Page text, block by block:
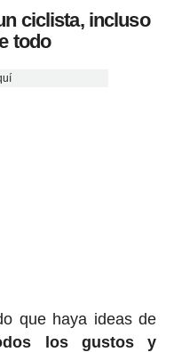
ciclista, incluso
todo
que haya ideas de
los gustos y